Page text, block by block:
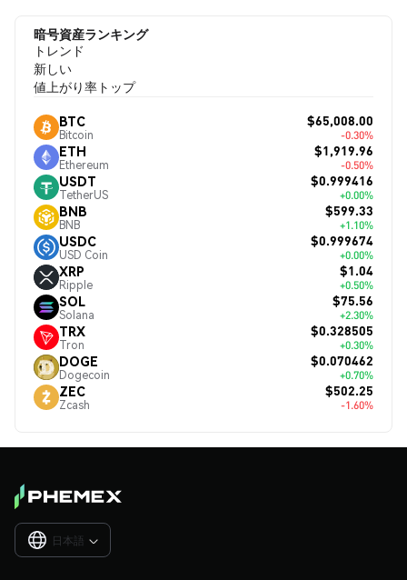
暗号資産ランキング
トレンド
新しい
値上がり率トップ
BTC
Bitcoin
$65,008.00
-0.30%
ETH
Ethereum
$1,919.96
-0.50%
USDT
TetherUS
$0.999416
+0.00%
BNB
BNB
$599.33
+1.10%
USDC
USD Coin
$0.999674
+0.00%
XRP
Ripple
$1.04
+0.50%
SOL
Solana
$75.56
+2.30%
TRX
Tron
$0.328505
+0.30%
DOGE
Dogecoin
$0.070462
+0.70%
ZEC
Zcash
$502.25
-1.60%
日本語 